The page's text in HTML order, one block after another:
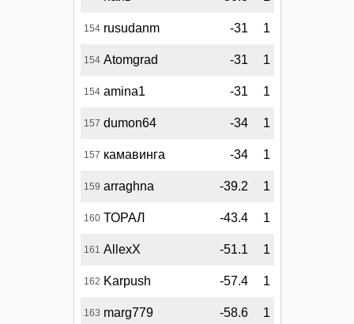
154 rusudanm -31 1
154 Atomgrad -31 1
154 amina1 -31 1
157 dumon64 -34 1
157 камавинга -34 1
159 arraghna -39.2 1
160 ТОРАЛ -43.4 1
161 AllexX -51.1 1
162 Karpush -57.4 1
163 marg779 -58.6 1